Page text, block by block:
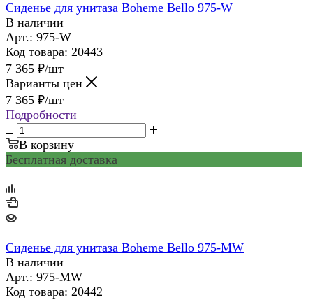
Сиденье для унитаза Boheme Bello 975-W
В наличии
Арт.: 975-W
Код товара: 20443
7 365 ₽/шт
Варианты цен
7 365 ₽/шт
Подробности
В корзину
Бесплатная доставка
Сиденье для унитаза Boheme Bello 975-MW
В наличии
Арт.: 975-MW
Код товара: 20442